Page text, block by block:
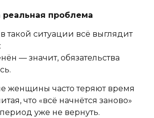
проблема
такой ситуации всё выглядит
— значит, обязательства
женщины часто теряют время
что «всё начнётся заново»
уже не вернуть.